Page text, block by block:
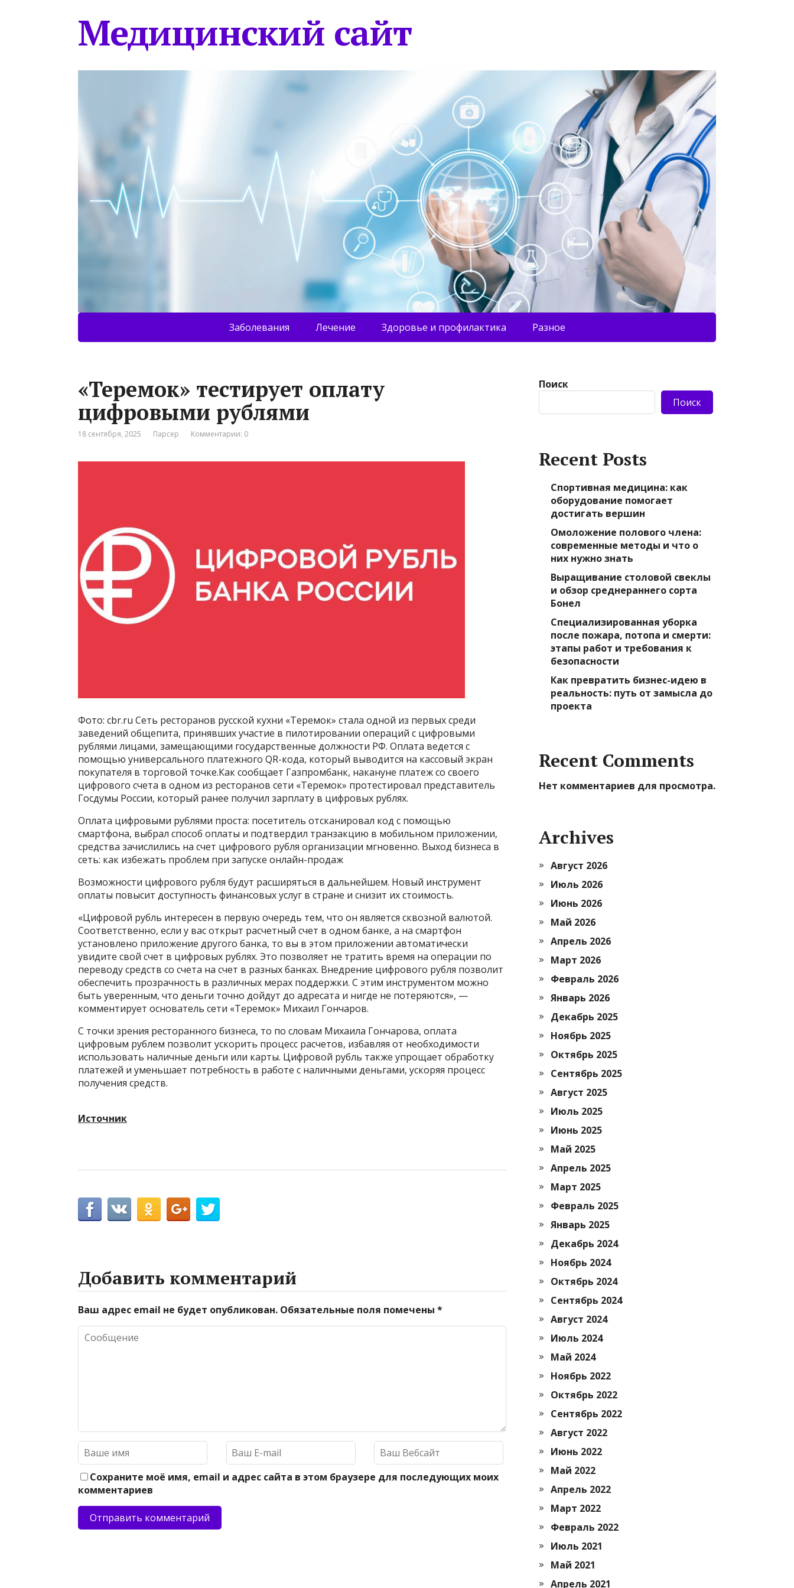
Медицинский сайт
Заболевания Лечение Здоровье и профилактика Разное
«Теремок» тестирует оплату
цифровыми рублями
18 сентября, 2025 Парсер Комментарии: 0
Фото: cbr.ru Сеть ресторанов русской кухни «Теремок» стала одной из первых среди
заведений общепита, принявших участие в пилотировании операций с цифровыми
рублями лицами, замещающими государственные должности РФ. Оплата ведется с
помощью универсального платежного QR-кода, который выводится на кассовый экран
покупателя в торговой точке.Как сообщает Газпромбанк, накануне платеж со своего
цифрового счета в одном из ресторанов сети «Теремок» протестировал представитель
Госдумы России, который ранее получил зарплату в цифровых рублях.
Оплата цифровыми рублями проста: посетитель отсканировал код с помощью
смартфона, выбрал способ оплаты и подтвердил транзакцию в мобильном приложении,
средства зачислились на счет цифрового рубля организации мгновенно. Выход бизнеса в
сеть: как избежать проблем при запуске онлайн-продаж
Возможности цифрового рубля будут расширяться в дальнейшем. Новый инструмент
оплаты повысит доступность финансовых услуг в стране и снизит их стоимость.
«Цифровой рубль интересен в первую очередь тем, что он является сквозной валютой.
Соответственно, если у вас открыт расчетный счет в одном банке, а на смартфон
установлено приложение другого банка, то вы в этом приложении автоматически
увидите свой счет в цифровых рублях. Это позволяет не тратить время на операции по
переводу средств со счета на счет в разных банках. Внедрение цифрового рубля позволит
обеспечить прозрачность в различных мерах поддержки. С этим инструментом можно
быть уверенным, что деньги точно дойдут до адресата и нигде не потеряются», —
комментирует основатель сети «Теремок» Михаил Гончаров.
С точки зрения ресторанного бизнеса, то по словам Михаила Гончарова, оплата
цифровым рублем позволит ускорить процесс расчетов, избавляя от необходимости
использовать наличные деньги или карты. Цифровой рубль также упрощает обработку
платежей и уменьшает потребность в работе с наличными деньгами, ускоряя процесс
получения средств.
Источник
Добавить комментарий
Ваш адрес email не будет опубликован. Обязательные поля помечены *
Сохраните моё имя, email и адрес сайта в этом браузере для последующих моих
комментариев
Поиск
Поиск
Recent Posts
Спортивная медицина: как
оборудование помогает
достигать вершин
Омоложение полового члена:
современные методы и что о
них нужно знать
Выращивание столовой свеклы
и обзор среднераннего сорта
Бонел
Специализированная уборка
после пожара, потопа и смерти:
этапы работ и требования к
безопасности
Как превратить бизнес-идею в
реальность: путь от замысла до
проекта
Recent Comments
Нет комментариев для просмотра.
Archives
Август 2026
Июль 2026
Июнь 2026
Май 2026
Апрель 2026
Март 2026
Февраль 2026
Январь 2026
Декабрь 2025
Ноябрь 2025
Октябрь 2025
Сентябрь 2025
Август 2025
Июль 2025
Июнь 2025
Май 2025
Апрель 2025
Март 2025
Февраль 2025
Январь 2025
Декабрь 2024
Ноябрь 2024
Октябрь 2024
Сентябрь 2024
Август 2024
Июль 2024
Май 2024
Ноябрь 2022
Октябрь 2022
Сентябрь 2022
Август 2022
Июнь 2022
Май 2022
Апрель 2022
Март 2022
Февраль 2022
Июль 2021
Май 2021
Апрель 2021